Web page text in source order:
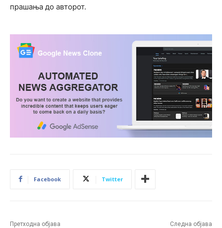
прашања до авторот.
Facebook Twitter
Претходна објава Следна објава